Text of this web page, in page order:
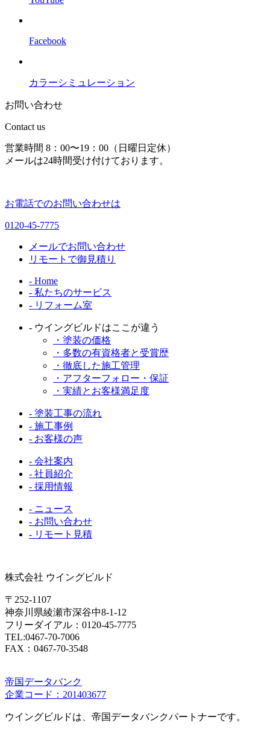
Facebook
カラーシミュレーション
お問い合わせ
Contact us
営業時間 8：00〜19：00（日曜日定休）
メールは24時間受け付けております。
お電話でのお問い合わせは
0120-45-7775
メールでお問い合わせ
リモートで御見積り
- Home
- 私たちのサービス
- リフォーム室
- ウイングビルドはここが違う
・塗装の価格
・多数の有資格者と受賞歴
・徹底した施工管理
・アフターフォロー・保証
・実績とお客様満足度
- 塗装工事の流れ
- 施工事例
- お客様の声
- 会社案内
- 社員紹介
- 採用情報
- ニュース
- お問い合わせ
- リモート見積
株式会社 ウイングビルド
〒252-1107
神奈川県綾瀬市深谷中8-1-12
フリーダイアル：0120-45-7775
TEL:0467-70-7006
FAX：0467-70-3548
帝国データバンク
企業コード：201403677
ウイングビルドは、帝国データバンクパートナーです。